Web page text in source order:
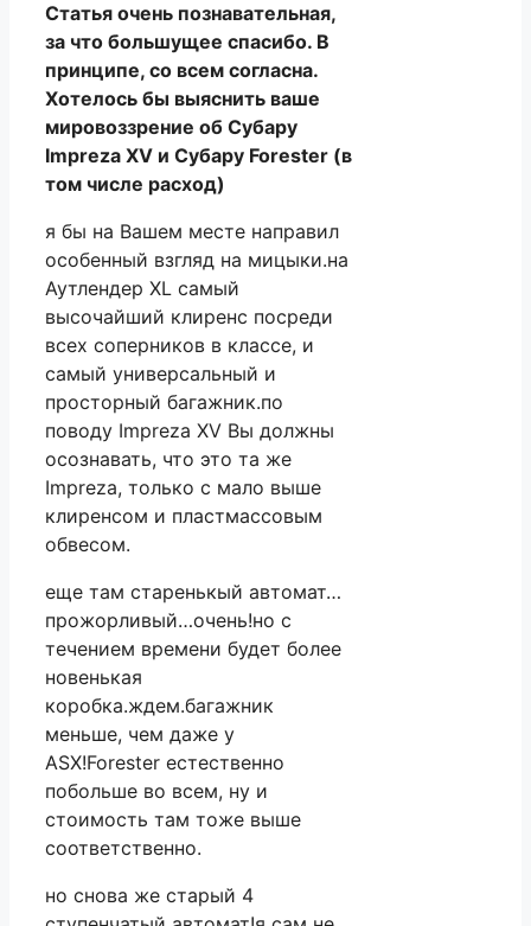
Статья очень познавательная,
за что большущее спасибо. В
принципе, со всем согласна.
Хотелось бы выяснить ваше
мировоззрение об Субару
Impreza XV и Субару Forester (в
том числе расход)
я бы на Вашем месте направил
особенный взгляд на мицыки.на
Аутлендер XL самый
высочайший клиренс посреди
всех соперников в классе, и
самый универсальный и
просторный багажник.по
поводу Impreza XV Вы должны
осознавать, что это та же
Impreza, только с мало выше
клиренсом и пластмассовым
обвесом.
еще там старенькый автомат…
прожорливый…очень!но с
течением времени будет более
новенькая
коробка.ждем.багажник
меньше, чем даже у
ASX!Forester естественно
побольше во всем, ну и
стоимость там тоже выше
соответственно.
но снова же старый 4